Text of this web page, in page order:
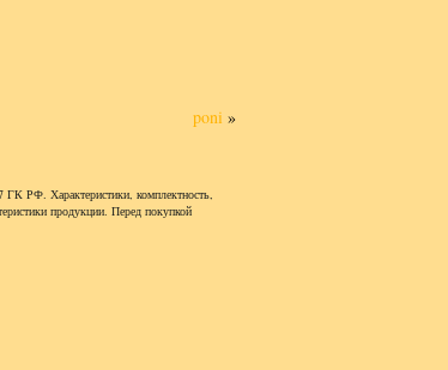
poni »
ГК РФ. Характеристики, комплектность,
продукции. Перед покупкой